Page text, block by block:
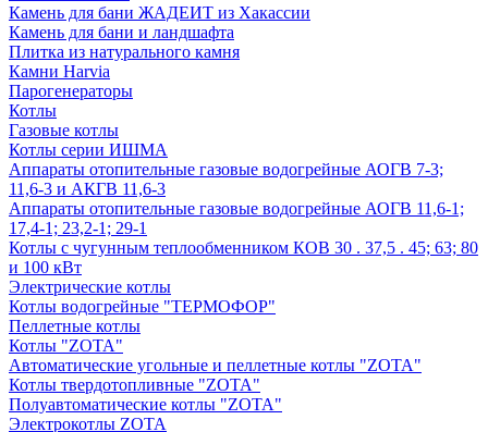
Камень для бани ЖАДЕИТ из Хакассии
Камень для бани и ландшафта
Плитка из натурального камня
Камни Harvia
Парогенераторы
Котлы
Газовые котлы
Котлы серии ИШМА
Аппараты отопительные газовые водогрейные АОГВ 7-3;
11,6-3 и АКГВ 11,6-3
Аппараты отопительные газовые водогрейные АОГВ 11,6-1;
17,4-1; 23,2-1; 29-1
Котлы с чугунным теплообменником КОВ 30 . 37,5 . 45; 63; 80
и 100 кВт
Электрические котлы
Котлы водогрейные "ТЕРМОФОР"
Пеллетные котлы
Котлы "ZOTA"
Автоматические угольные и пеллетные котлы "ZOTA"
Котлы твердотопливные "ZOTA"
Полуавтоматические котлы "ZOTA"
Электрокотлы ZOTA